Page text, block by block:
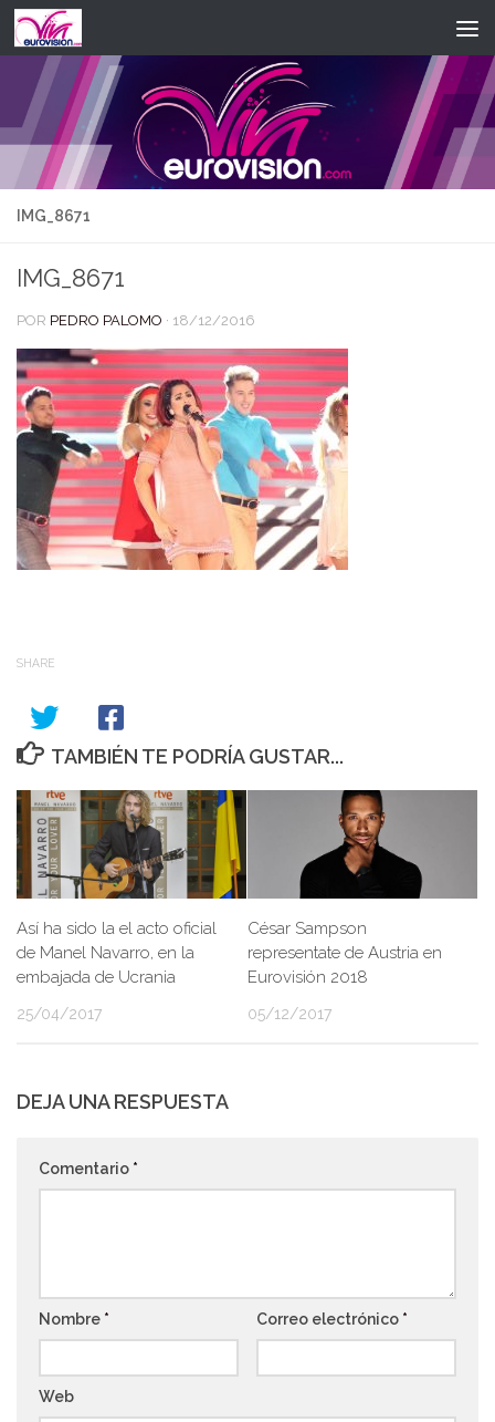
Saltar al contenido
IMG_8671
IMG_8671
POR PEDRO PALOMO · 18/12/2016
SHARE
TAMBIÉN TE PODRÍA GUSTAR...
Así ha sido la el acto oficial
de Manel Navarro, en la
embajada de Ucrania
25/04/2017
César Sampson
representate de Austria en
Eurovisión 2018
05/12/2017
DEJA UNA RESPUESTA
Comentario *
Nombre * Correo electrónico *
Web